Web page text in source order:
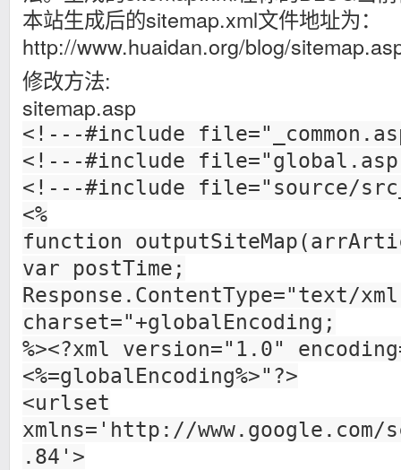
本站生成后的sitemap.xml文件地址为：
http://www.huaidan.org/blog/
修改方法:
sitemap.asp
<!---#include
<!---#include
<!---#include file="source/
<%
function
var postTime;
Response.ContentType="text/
charset="+globalEncoding;
%><?xml version="1.0"
<%=globalEncoding%>"?>
<urlset
xmlns='http://www.google.com/
.84'>